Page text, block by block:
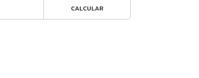
CALCULAR